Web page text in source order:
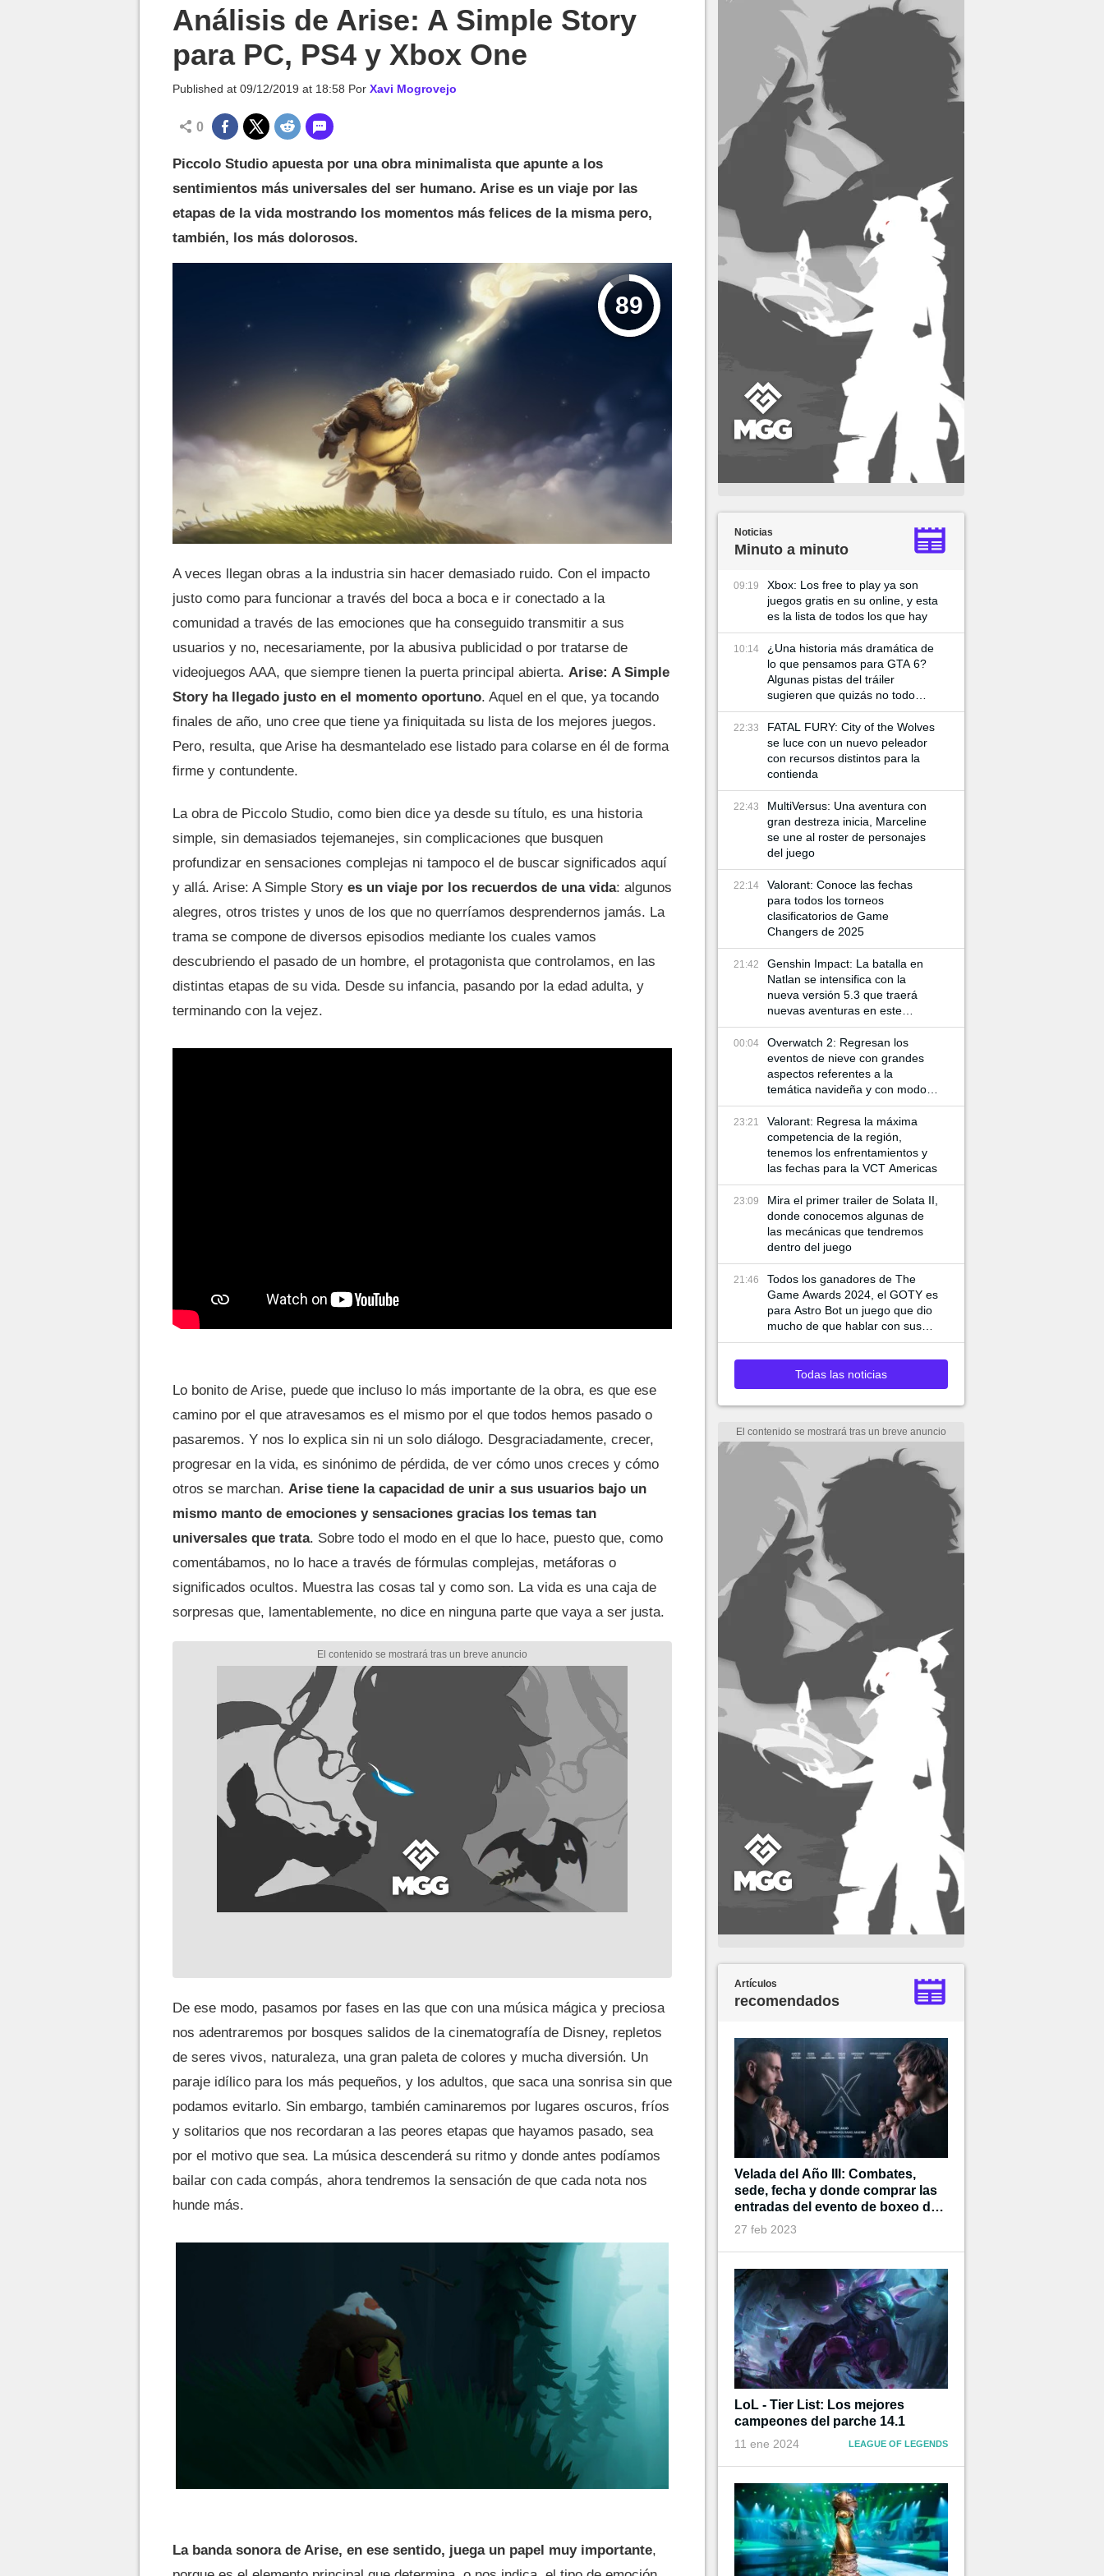
Análisis de Arise: A Simple Story
para PC, PS4 y Xbox One
Published at 09/12/2019 at 18:58 Por Xavi Mogrovejo
0
Piccolo Studio apuesta por una obra minimalista que apunte a los
sentimientos más universales del ser humano. Arise es un viaje por las
etapas de la vida mostrando los momentos más felices de la misma pero,
también, los más dolorosos.
89
A veces llegan obras a la industria sin hacer demasiado ruido. Con el impacto
justo como para funcionar a través del boca a boca e ir conectado a la
comunidad a través de las emociones que ha conseguido transmitir a sus
usuarios y no, necesariamente, por la abusiva publicidad o por tratarse de
videojuegos AAA, que siempre tienen la puerta principal abierta. Arise: A Simple
Story ha llegado justo en el momento oportuno. Aquel en el que, ya tocando
finales de año, uno cree que tiene ya finiquitada su lista de los mejores juegos.
Pero, resulta, que Arise ha desmantelado ese listado para colarse en él de forma
firme y contundente.
La obra de Piccolo Studio, como bien dice ya desde su título, es una historia
simple, sin demasiados tejemanejes, sin complicaciones que busquen
profundizar en sensaciones complejas ni tampoco el de buscar significados aquí
y allá. Arise: A Simple Story es un viaje por los recuerdos de una vida: algunos
alegres, otros tristes y unos de los que no querríamos desprendernos jamás. La
trama se compone de diversos episodios mediante los cuales vamos
descubriendo el pasado de un hombre, el protagonista que controlamos, en las
distintas etapas de su vida. Desde su infancia, pasando por la edad adulta, y
terminando con la vejez.
Lo bonito de Arise, puede que incluso lo más importante de la obra, es que ese
camino por el que atravesamos es el mismo por el que todos hemos pasado o
pasaremos. Y nos lo explica sin ni un solo diálogo. Desgraciadamente, crecer,
progresar en la vida, es sinónimo de pérdida, de ver cómo unos creces y cómo
otros se marchan. Arise tiene la capacidad de unir a sus usuarios bajo un
mismo manto de emociones y sensaciones gracias los temas tan
universales que trata. Sobre todo el modo en el que lo hace, puesto que, como
comentábamos, no lo hace a través de fórmulas complejas, metáforas o
significados ocultos. Muestra las cosas tal y como son. La vida es una caja de
sorpresas que, lamentablemente, no dice en ninguna parte que vaya a ser justa.
De ese modo, pasamos por fases en las que con una música mágica y preciosa
nos adentraremos por bosques salidos de la cinematografía de Disney, repletos
de seres vivos, naturaleza, una gran paleta de colores y mucha diversión. Un
paraje idílico para los más pequeños, y los adultos, que saca una sonrisa sin que
podamos evitarlo. Sin embargo, también caminaremos por lugares oscuros, fríos
y solitarios que nos recordaran a las peores etapas que hayamos pasado, sea
por el motivo que sea. La música descenderá su ritmo y donde antes podíamos
bailar con cada compás, ahora tendremos la sensación de que cada nota nos
hunde más.
La banda sonora de Arise, en ese sentido, juega un papel muy importante,
Noticias
Minuto a minuto
09:19
Xbox: Los free to play ya son
juegos gratis en su online, y esta
es la lista de todos los que hay
10:14
¿Una historia más dramática de
lo que pensamos para GTA 6?
Algunas pistas del tráiler
sugieren que quizás no todo
vaya tan bien entre Lucía y su
pareja
22:33
FATAL FURY: City of the Wolves
se luce con un nuevo peleador
con recursos distintos para la
contienda
22:43
MultiVersus: Una aventura con
gran destreza inicia, Marceline
se une al roster de personajes
del juego
22:14
Valorant: Conoce las fechas
para todos los torneos
clasificatorios de Game
Changers de 2025
21:42
Genshin Impact: La batalla en
Natlan se intensifica con la
nueva versión 5.3 que traerá
nuevas aventuras en este
mundo
00:04
Overwatch 2: Regresan los
eventos de nieve con grandes
aspectos referentes a la
temática navideña y con modos
de juego especiales
23:21
Valorant: Regresa la máxima
competencia de la región,
tenemos los enfrentamientos y
las fechas para la VCT Americas
23:09
Mira el primer trailer de Solata II,
donde conocemos algunas de
las mecánicas que tendremos
dentro del juego
21:46
Todos los ganadores de The
Game Awards 2024, el GOTY es
para Astro Bot un juego que dio
mucho de que hablar con sus
mecánicas
Todas las noticias
Artículos
recomendados
Velada del Año III: Combates,
sede, fecha y donde comprar las
entradas del evento de boxeo de
Ibai
27 feb 2023
LoL - Tier List: Los mejores
campeones del parche 14.1
11 ene 2024 LEAGUE OF LEGENDS